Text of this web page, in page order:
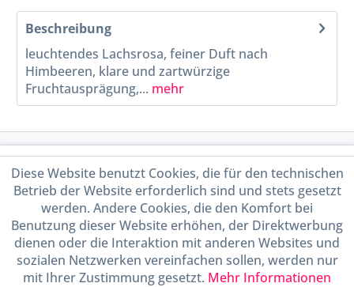
Beschreibung
leuchtendes Lachsrosa, feiner Duft nach
Himbeeren, klare und zartwürzige
Fruchtausprägung,... mehr
Service Hotline
Shop Service
Informationen
Handel mit BIO-Weinen
Diese Website benutzt Cookies, die für den technischen
Betrieb der Website erforderlich sind und stets gesetzt
werden. Andere Cookies, die den Komfort bei
Benutzung dieser Website erhöhen, der Direktwerbung
dienen oder die Interaktion mit anderen Websites und
sozialen Netzwerken vereinfachen sollen, werden nur
mit Ihrer Zustimmung gesetzt. Mehr Informationen